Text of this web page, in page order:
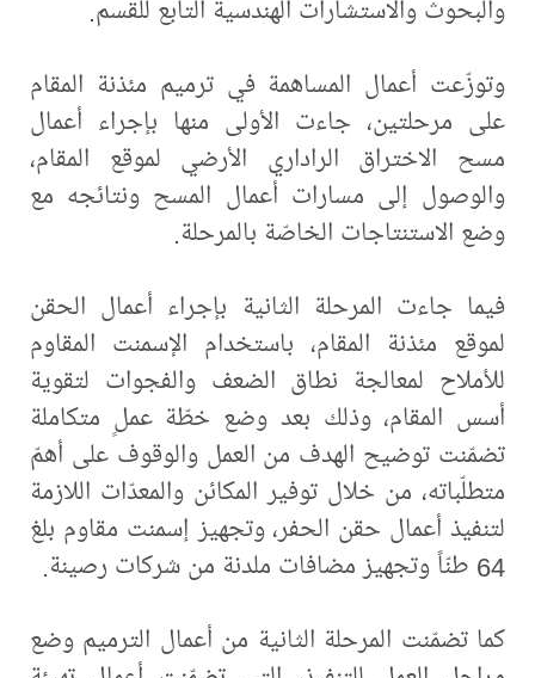
والبحوث والاستشارات الهندسية التابع للقسم.
وتوزّعت أعمال المساهمة في ترميم مئذنة المقام
على مرحلتين، جاءت الأولى منها بإجراء أعمال
مسح الاختراق الراداري الأرضي لموقع المقام،
والوصول إلى مسارات أعمال المسح ونتائجه مع
وضع الاستنتاجات الخاصّة بالمرحلة.
فيما جاءت المرحلة الثانية بإجراء أعمال الحقن
لموقع مئذنة المقام، باستخدام الإسمنت المقاوم
للأملاح لمعالجة نطاق الضعف والفجوات لتقوية
أسس المقام، وذلك بعد وضع خطّة عملٍ متكاملة
تضمّنت توضيح الهدف من العمل والوقوف على أهمّ
متطلّباته، من خلال توفير المكائن والمعدّات اللازمة
لتنفيذ أعمال حقن الحفر، وتجهيز إسمنت مقاوم بلغ
64 طنّاً وتجهيز مضافات ملدنة من شركات رصينة.
كما تضمّنت المرحلة الثانية من أعمال الترميم وضع